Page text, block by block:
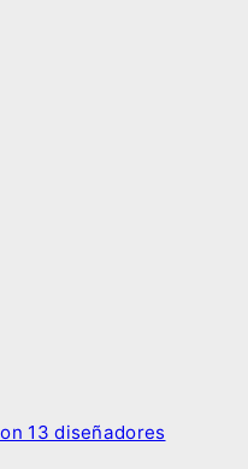
13 diseñadores